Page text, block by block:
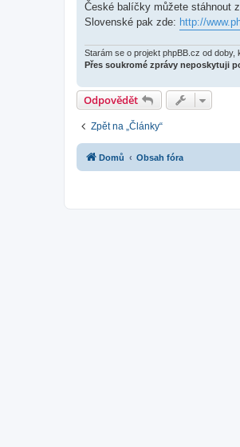
e
k
České balíčky můžete stáhnout
Slovenské pak zde: http://
Starám se o projekt phpBB.cz od
Přes soukromé zprávy neposkytuji
Odpovědět
Zpět na „Články“
Domů Obsah fóra